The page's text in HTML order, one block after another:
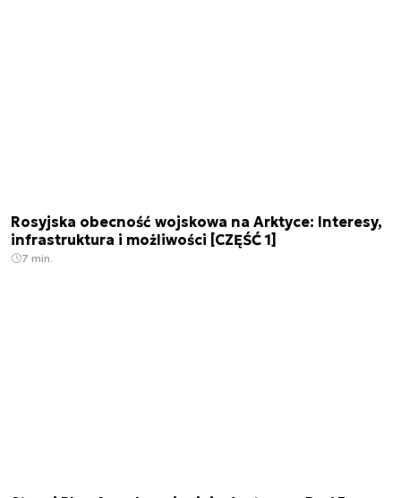
Rosyjska obecność wojskowa na Arktyce: Interesy,
infrastruktura i możliwości [CZĘŚĆ 1]
7 min.